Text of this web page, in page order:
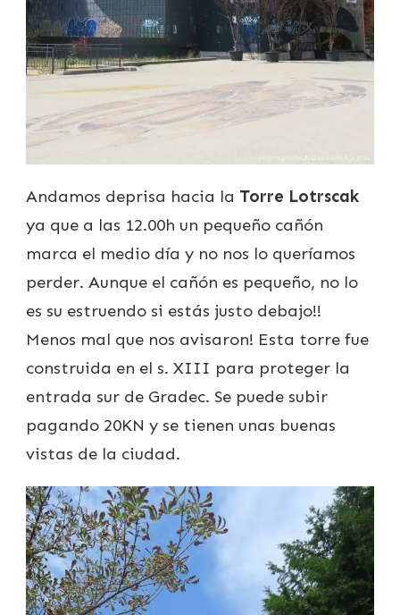
Andamos deprisa hacia la Torre Lotrscak
ya que a las 12.00h un pequeño cañón
marca el medio día y no nos lo queríamos
perder. Aunque el cañón es pequeño, no lo
es su estruendo si estás justo debajo!!
Menos mal que nos avisaron! Esta torre fue
construida en el s. XIII para proteger la
entrada sur de Gradec. Se puede subir
pagando 20KN y se tienen unas buenas
vistas de la ciudad.